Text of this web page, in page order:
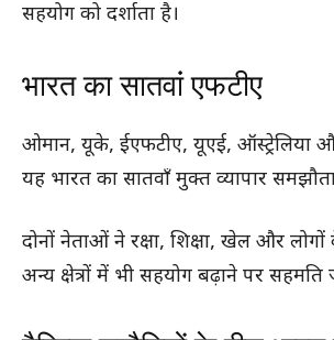
सहयोग को दर्शाता है।
भारत का सातवांं एफटीए
ओमान, यूके, ईएफटीए, यूएई, ऑस्ट्रेलिया
यह भारत का सातवाँ मुक्त व्यापार
दोनों नेताओं ने रक्षा, शिक्षा, खेल और
अन्य क्षेत्रों में भी सहयोग बढ़ाने पर सहमति